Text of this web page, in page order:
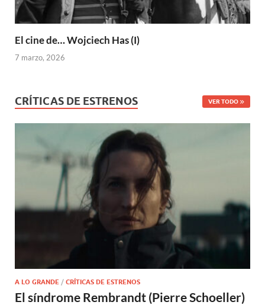
El cine de… Wojciech Has (I)
7 marzo, 2026
CRÍTICAS DE ESTRENOS VER TODO
A LO GRANDE / CRÍTICAS DE ESTRENOS
El síndrome Rembrandt (Pierre Schoeller)